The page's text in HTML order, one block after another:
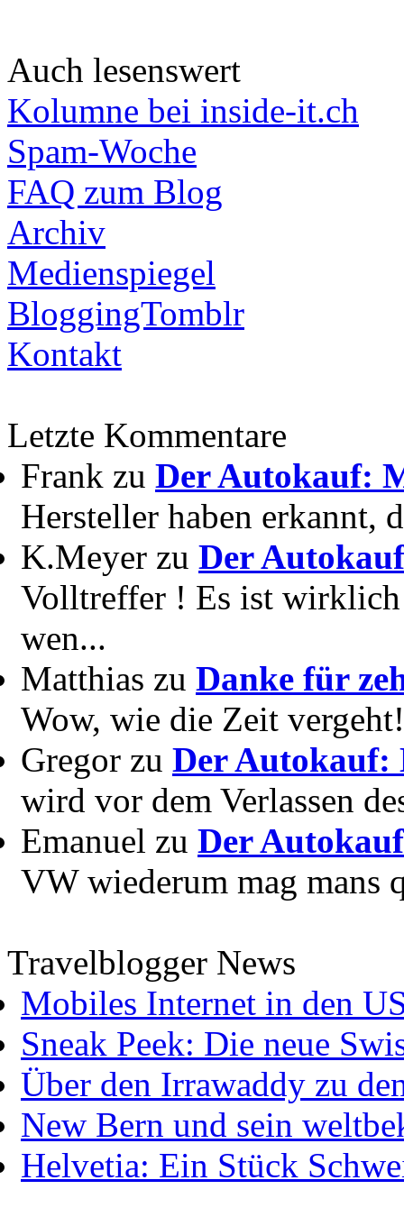
Auch lesenswert
Kolumne bei inside-it.ch
Spam-Woche
FAQ zum Blog
Archiv
Medienspiegel
BloggingTomblr
Kontakt
Letzte Kommentare
Frank zu Der Autokauf:
Hersteller haben erkannt,
K.Meyer zu Der
Volltreffer ! Es ist wirklich
wen...
Matthias zu Danke für
Wow, wie die Zeit
Gregor zu Der Autokauf:
wird vor dem Verlassen
Emanuel zu Der
VW wiederum mag mans
Travelblogger News
Mobiles Internet in den
Sneak Peek: Die neue
Über den Irrawaddy zu
New Bern und sein
Helvetia: Ein Stück